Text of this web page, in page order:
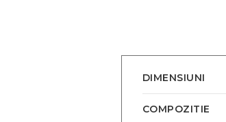
DIMENSIUNI
COMPOZITIE